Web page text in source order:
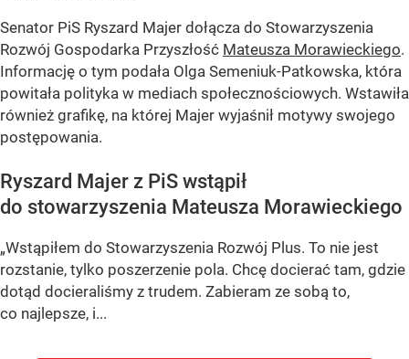
Senator PiS Ryszard Majer dołącza do Stowarzyszenia
Rozwój Gospodarka Przyszłość Mateusza Morawieckiego.
Informację o tym podała Olga Semeniuk-Patkowska, która
powitała polityka w mediach społecznościowych. Wstawiła
również grafikę, na której Majer wyjaśnił motywy swojego
postępowania.
Ryszard Majer z PiS wstąpił
do stowarzyszenia Mateusza Morawieckiego
„Wstąpiłem do Stowarzyszenia Rozwój Plus. To nie jest
rozstanie, tylko poszerzenie pola. Chcę docierać tam, gdzie
dotąd docieraliśmy z trudem. Zabieram ze sobą to,
co najlepsze, i...